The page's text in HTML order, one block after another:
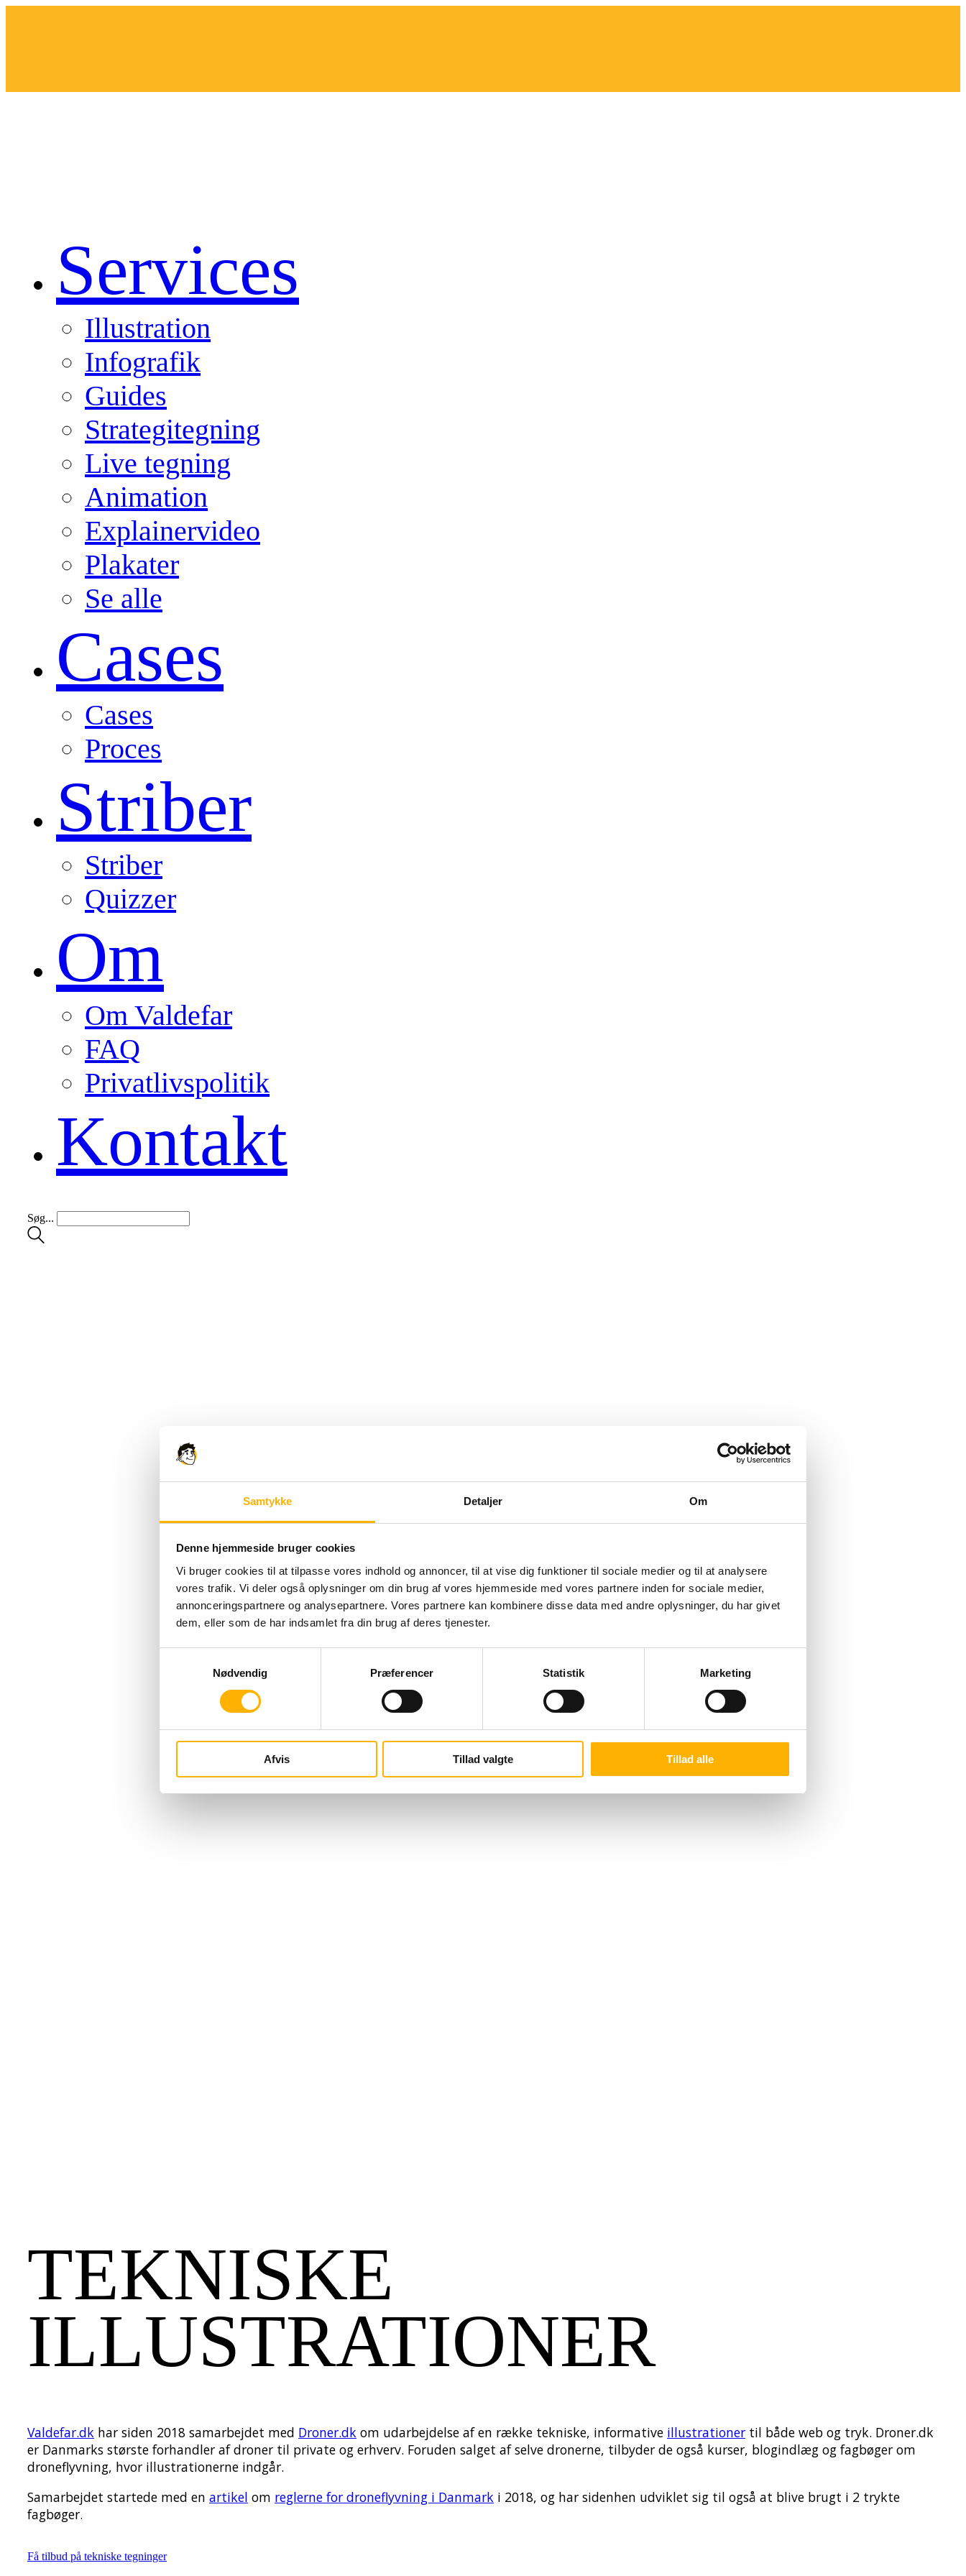
Samtykke Detaljer Om
Denne hjemmeside bruger cookies
Vi bruger cookies til at tilpasse vores indhold og annoncer, til at vise dig funktioner til sociale medier og til at analysere
vores trafik. Vi deler også oplysninger om din brug af vores hjemmeside med vores partnere inden for sociale medier,
annonceringspartnere og analysepartnere. Vores partnere kan kombinere disse data med andre oplysninger, du har givet
dem, eller som de har indsamlet fra din brug af deres tjenester.
Nødvendig
Præferencer Statistik Marketing
Afvis Tillad valgte Tillad alle
Services
Illustration
Infografik
Guides
Strategitegning
Live tegning
Animation
Explainervideo
Plakater
Se alle
Cases
Cases
Proces
Striber
Striber
Quizzer
Om
Om Valdefar
FAQ
Privatlivspolitik
Kontakt
Søg...
TEKNISKE
ILLUSTRATIONER
Valdefar.dk har siden 2018 samarbejdet med Droner.dk om udarbejdelse af en række tekniske, informative illustrationer til både web og tryk. Droner.dk
er Danmarks største forhandler af droner til private og erhverv. Foruden salget af selve dronerne, tilbyder de også kurser, blogindlæg og fagbøger om
droneflyvning, hvor illustrationerne indgår.
Samarbejdet startede med en artikel om reglerne for droneflyvning i Danmark i 2018, og har sidenhen udviklet sig til også at blive brugt i 2 trykte
fagbøger.
Få tilbud på tekniske tegninger